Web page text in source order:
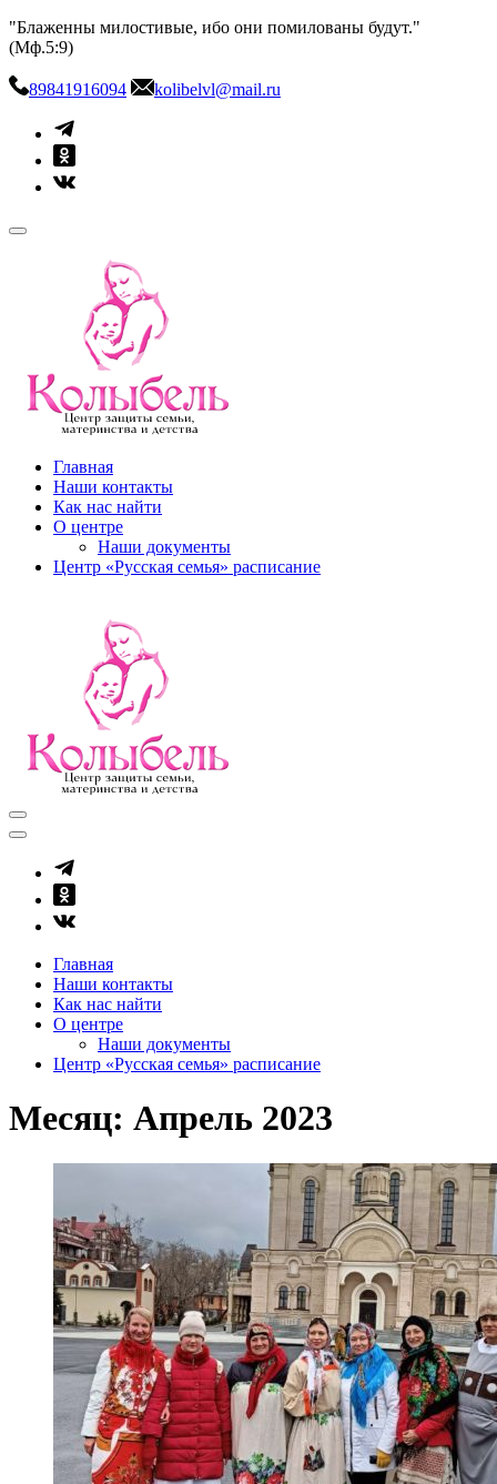
Skip
to
"Блаженны милостивые, ибо они помилованы будут."
(Мф.5:9)
89841916094 kolibelvl@mail.ru
kolibel-vl.ru
Центр защиты семьи, материнства и детства
Главная
Наши контакты
Как нас найти
О центре
Наши документы
Центр «Русская семья» расписание
Главная
Наши контакты
Как нас найти
О центре
Наши документы
Центр «Русская семья» расписание
Месяц: Апрель 2023